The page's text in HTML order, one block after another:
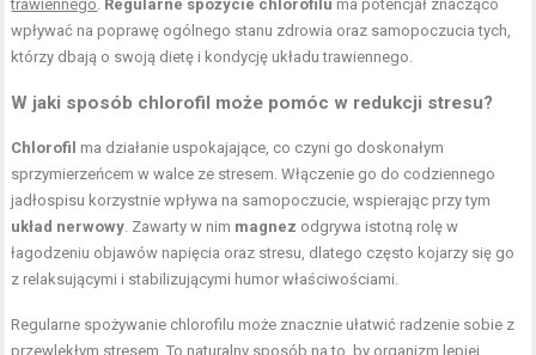
trawiennego Regularne spożycie chlorofilu ma potencjał znacząco
wpływać na poprawę ogólnego stanu zdrowia oraz samopoczucia tych,
którzy dbają o swoją dietę i kondycję układu trawiennego.
W jaki sposób chlorofil może pomóc w redukcji stresu?
Chlorofil ma działanie uspokajające, co czyni go doskonałym
sprzymierzeńcem w walce ze stresem. Włączenie go do codziennego
jadłospisu korzystnie wpływa na samopoczucie, wspierając przy tym
układ nerwowy . Zawarty w nim magnez odgrywa istotną rolę w
łagodzeniu objawów napięcia oraz stresu, dlatego często kojarzy się go
z relaksującymi i stabilizującymi humor właściwościami.
Regularne spożywanie chlorofilu może znacznie ułatwić radzenie sobie z
przewlekłym stresem. To naturalny sposób na to, by organizm lepiej